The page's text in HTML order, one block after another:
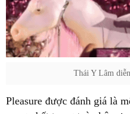
Thái Y Lâm
Pleasure được đánh giá là